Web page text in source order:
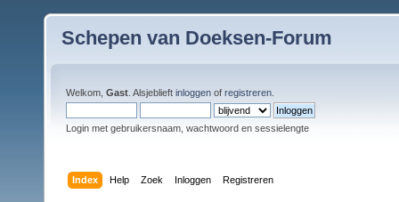
Schepen van Doeksen-Forum
Welkom, Gast . Alsjeblieft inloggen of registreren
Login met gebruikersnaam, wachtwoord en sessielengte
Index Help Zoek Inloggen Registreren